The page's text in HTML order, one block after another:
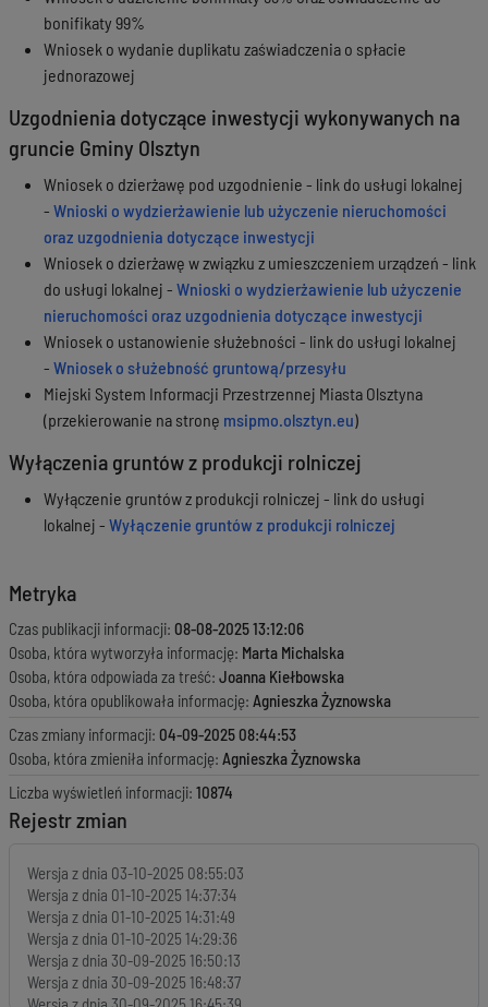
bonifikaty 99%
Wniosek o wydanie duplikatu zaświadczenia o spłacie
jednorazowej
Uzgodnienia dotyczące inwestycji wykonywanych na
gruncie Gminy Olsztyn
Wniosek o dzierżawę pod uzgodnienie - link do usługi lokalnej
- Wnioski o wydzierżawienie lub użyczenie nieruchomości
oraz uzgodnienia dotyczące inwestycji
Wniosek o dzierżawę w związku z umieszczeniem urządzeń - link
do usługi lokalnej - Wnioski o wydzierżawienie lub użyczenie
nieruchomości oraz uzgodnienia dotyczące inwestycji
Wniosek o ustanowienie służebności - link do usługi lokalnej
- Wniosek o służebność gruntową/przesyłu
Miejski System Informacji Przestrzennej Miasta Olsztyna
(przekierowanie na stronę msipmo.olsztyn.eu)
Wyłączenia gruntów z produkcji rolniczej
Wyłączenie gruntów z produkcji rolniczej - link do usługi
lokalnej - Wyłączenie gruntów z produkcji rolniczej
Metryka
Czas publikacji informacji: 08-08-2025 13:12:06
Osoba, która wytworzyła informację: Marta Michalska
Osoba, która odpowiada za treść: Joanna Kiełbowska
Osoba, która opublikowała informację: Agnieszka Żyznowska
Czas zmiany informacji: 04-09-2025 08:44:53
Osoba, która zmieniła informację: Agnieszka Żyznowska
Liczba wyświetleń informacji: 10874
Rejestr zmian
Wersja z dnia 03-10-2025 08:55:03
Wersja z dnia 01-10-2025 14:37:34
Wersja z dnia 01-10-2025 14:31:49
Wersja z dnia 01-10-2025 14:29:36
Wersja z dnia 30-09-2025 16:50:13
Wersja z dnia 30-09-2025 16:48:37